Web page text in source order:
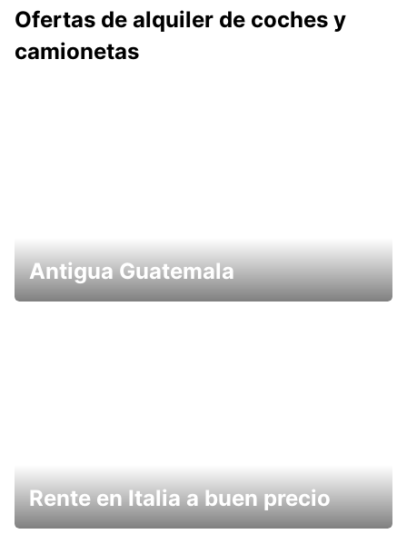
Ofertas de alquiler de coches y
camionetas
Antigua Guatemala
Rente en Italia a buen precio